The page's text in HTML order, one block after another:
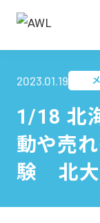
2023.01.19
1/18 北
動や売
験 北大